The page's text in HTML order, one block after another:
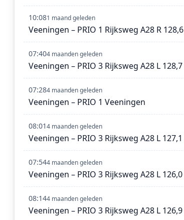
10:081 maand geleden
Veeningen – PRIO 1 Rijksweg A28 R 128,6
07:404 maanden geleden
Veeningen – PRIO 3 Rijksweg A28 L 128,7
07:284 maanden geleden
Veeningen – PRIO 1 Veeningen
08:014 maanden geleden
Veeningen – PRIO 3 Rijksweg A28 L 127,1
07:544 maanden geleden
Veeningen – PRIO 3 Rijksweg A28 L 126,0
08:144 maanden geleden
Veeningen – PRIO 3 Rijksweg A28 L 126,9